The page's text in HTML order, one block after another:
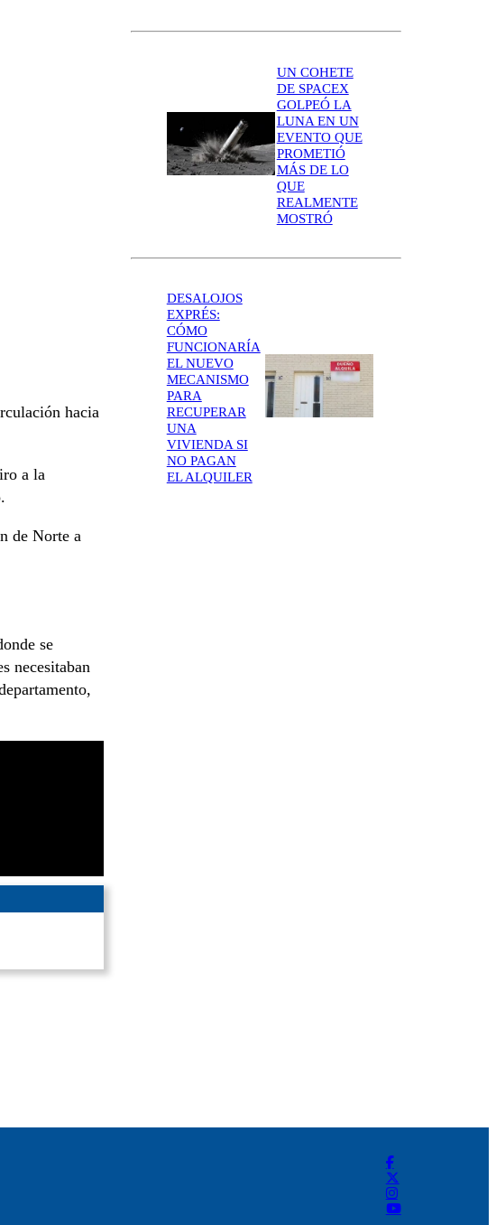
hacia
a la
de Norte a
se
necesitaban
UN COHETE
DE SPACEX
GOLPEÓ LA
LUNA EN UN
EVENTO QUE
PROMETIÓ
MÁS DE LO
QUE
REALMENTE
MOSTRÓ
DESALOJOS
EXPRÉS:
CÓMO
FUNCIONARÍA
EL NUEVO
MECANISMO
PARA
RECUPERAR
UNA
VIVIENDA SI
NO PAGAN
EL ALQUILER